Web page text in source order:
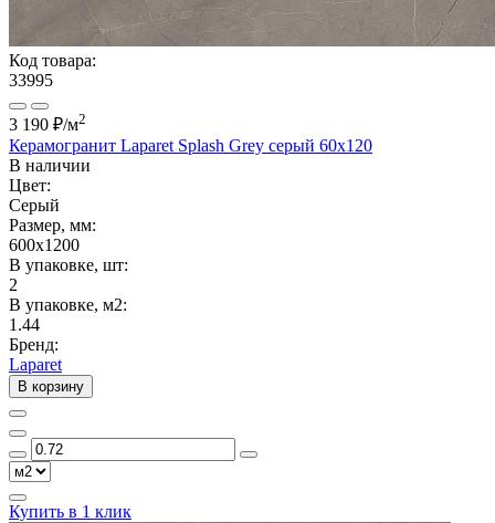
Код товара:
33995
3 190 ₽/м2
Керамогранит Laparet Splash Grey серый 60х120
В наличии
Цвет:
Серый
Размер, мм:
600x1200
В упаковке, шт:
2
В упаковке, м2:
1.44
Бренд:
Laparet
В корзину
Купить в 1 клик